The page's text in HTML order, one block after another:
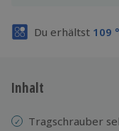
Du erhältst 109
Inhalt
Tragschrauber